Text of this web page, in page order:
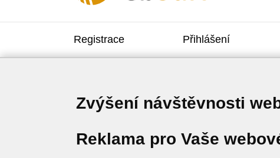
Registrace Přihlášení
Zvýšení návštěvnosti
Reklama pro Vaše